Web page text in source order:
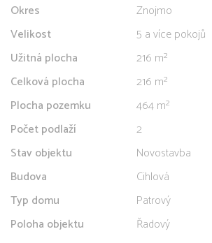
Okres
Znojmo
Velikost
5 a více pokojů
Užitná plocha
216 m²
Celková plocha
216 m²
Plocha pozemku
464 m²
Počet podlaží
2
Stav objektu
Novostavba
Budova
Cihlová
Typ domu
Patrový
Poloha objektu
Řadový